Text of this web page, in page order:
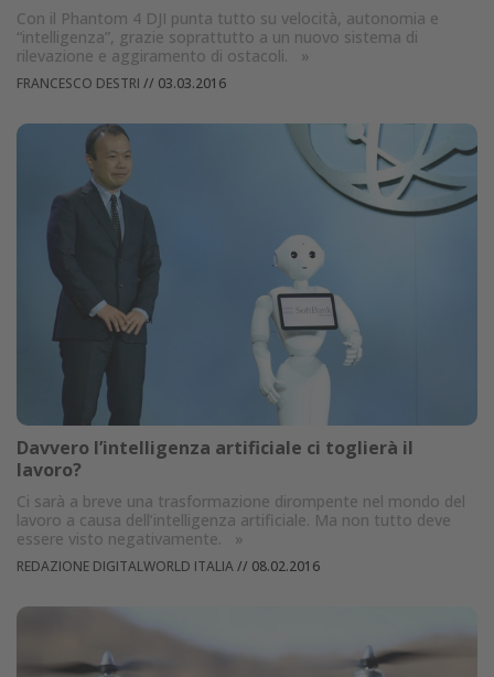
Con il Phantom 4 DJI punta tutto su velocità, autonomia e
“intelligenza”, grazie soprattutto a un nuovo sistema di
rilevazione e aggiramento di ostacoli.
»
FRANCESCO DESTRI // 03.03.2016
Davvero l’intelligenza artificiale ci toglierà il
lavoro?
Ci sarà a breve una trasformazione dirompente nel mondo del
lavoro a causa dell’intelligenza artificiale. Ma non tutto deve
essere visto negativamente.
»
REDAZIONE DIGITALWORLD ITALIA// 08.02.2016